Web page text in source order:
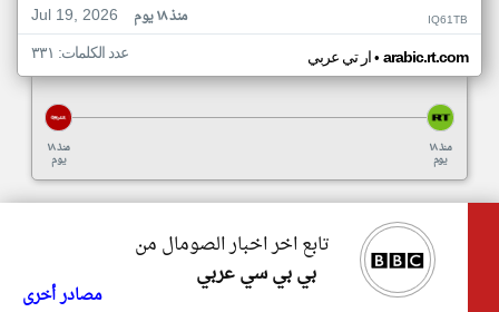
Jul 19, 2026
منذ ١٨ يوم IQ61TB
ار تي عربي• arabic.rt.com عدد الكلمات: ٣٣١
منذ ١٨
يوم
منذ ١٨
يوم
تابع اخر اخبار الصومال من
بي بي سي عربي
مصادر أخرى